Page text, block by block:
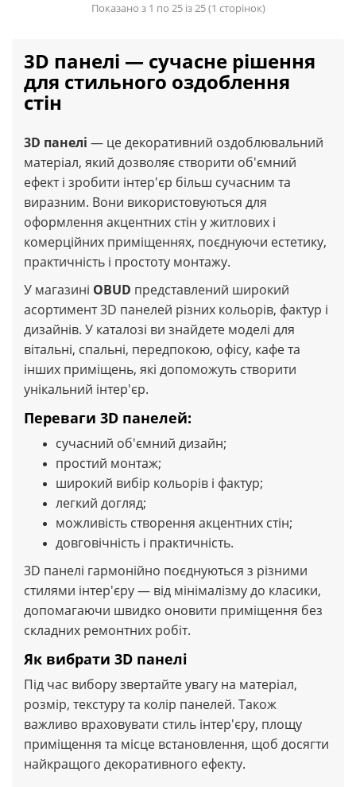
Показано з 1 по 25 із 25 (1 сторінок)
3D панелі — сучасне рішення
для стильного оздоблення
стін
3D панелі — це декоративний оздоблювальний
матеріал, який дозволяє створити об'ємний
ефект і зробити інтер'єр більш сучасним та
виразним. Вони використовуються для
оформлення акцентних стін у житлових і
комерційних приміщеннях, поєднуючи естетику,
практичність і простоту монтажу.
У магазині OBUD представлений широкий
асортимент 3D панелей різних кольорів, фактур і
дизайнів. У каталозі ви знайдете моделі для
вітальні, спальні, передпокою, офісу, кафе та
інших приміщень, які допоможуть створити
унікальний інтер'єр.
Переваги 3D панелей:
сучасний об'ємний дизайн;
простий монтаж;
широкий вибір кольорів і фактур;
легкий догляд;
можливість створення акцентних стін;
довговічність і практичність.
3D панелі гармонійно поєднуються з різними
стилями інтер'єру — від мінімалізму до класики,
допомагаючи швидко оновити приміщення без
складних ремонтних робіт.
Як вибрати 3D панелі
Під час вибору звертайте увагу на матеріал,
розмір, текстуру та колір панелей. Також
важливо враховувати стиль інтер'єру, площу
приміщення та місце встановлення, щоб досягти
найкращого декоративного ефекту.